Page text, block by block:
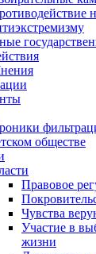
обществе
Правовое
Чувства
Участие в
жизни